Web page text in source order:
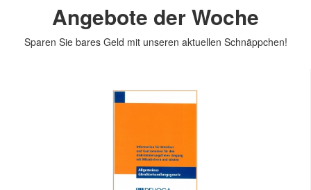
Angebote der Woche
Sparen Sie bares Geld mit unseren aktuellen Schnäppchen!